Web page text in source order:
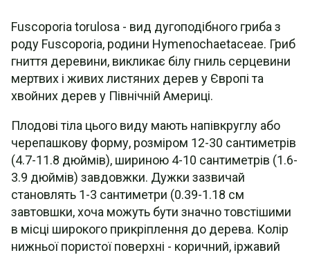
Fuscoporia torulosa - вид дугоподібного гриба з
роду Fuscoporia, родини Hymenochaetaceae. Гриб
гниття деревини, викликає білу гниль серцевини
мертвих і живих листяних дерев у Європі та
хвойних дерев у Північній Америці.
Плодові тіла цього виду мають напівкруглу або
черепашкову форму, розміром 12-30 сантиметрів
(4.7-11.8 дюймів), шириною 4-10 сантиметрів (1.6-
3.9 дюймів) завдовжки. Дужки зазвичай
становлять 1-3 сантиметри (0.39-1.18 см
завтовшки, хоча можуть бути значно товстішими
в місці широкого прикріплення до дерева. Колір
нижньої пористої поверхні - коричний, іржавий